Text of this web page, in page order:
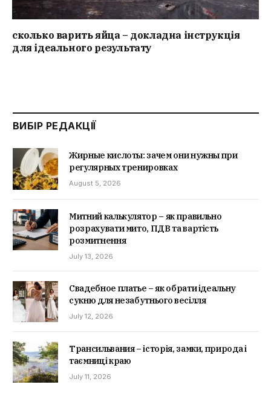
сколько варить яйца – докладна інструкція
для ідеального результату
ВИБІР РЕДАКЦІЇ
Жирные кислоты: зачем они нужны при
регулярных тренировках
August 5, 2026
Митний калькулятор – як правильно
розрахувати мито, ПДВ та вартість
розмитнення
July 13, 2026
Свадебное платье – як обрати ідеальну
сукню для незабутнього весілля
July 12, 2026
Трансильвания – історія, замки, природа і
таємниці краю
July 11, 2026